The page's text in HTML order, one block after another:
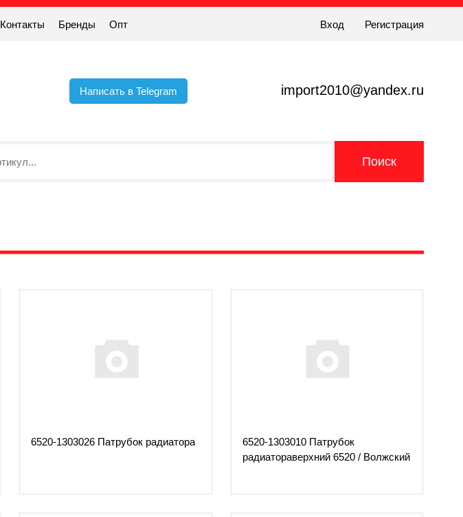
Контакты Бренды Опт Вход Регистрация
Написать в Telegram import2010@yandex.ru
6520-1303026 Патрубок радиатора
6520-1303010 Патрубок
радиатораверхний 6520 / Волжский